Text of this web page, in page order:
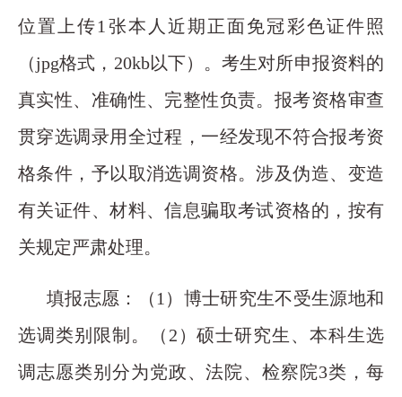
位置上传1张本人近期正面免冠彩色证件照
（jpg格式，20kb以下）。考生对所申报资料的
真实性、准确性、完整性负责。报考资格审查
贯穿选调录用全过程，一经发现不符合报考资
格条件，予以取消选调资格。涉及伪造、变造
有关证件、材料、信息骗取考试资格的，按有
关规定严肃处理。
填报志愿：（1）博士研究生不受生源地和
选调类别限制。（2）硕士研究生、本科生选
调志愿类别分为党政、法院、检察院3类，每